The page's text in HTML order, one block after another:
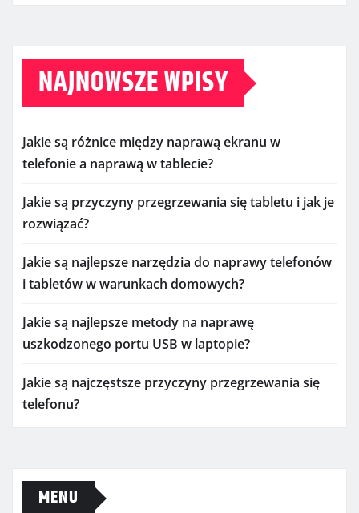
NAJNOWSZE WPISY
Jakie są różnice między naprawą ekranu w
telefonie a naprawą w tablecie?
Jakie są przyczyny przegrzewania się tabletu i jak je
rozwiązać?
Jakie są najlepsze narzędzia do naprawy telefonów
i tabletów w warunkach domowych?
Jakie są najlepsze metody na naprawę
uszkodzonego portu USB w laptopie?
Jakie są najczęstsze przyczyny przegrzewania się
telefonu?
MENU